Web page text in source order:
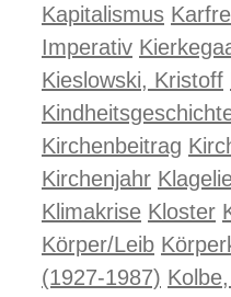
Kapitalismus
Imperativ
Kieslowski, Kristoff
Kirchenbeitrag
Kirchenjahr
Klimakrise Kloster
Körper/Leib
(1927-1987)